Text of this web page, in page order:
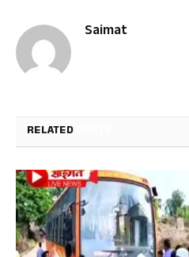
Saimat
RELATED